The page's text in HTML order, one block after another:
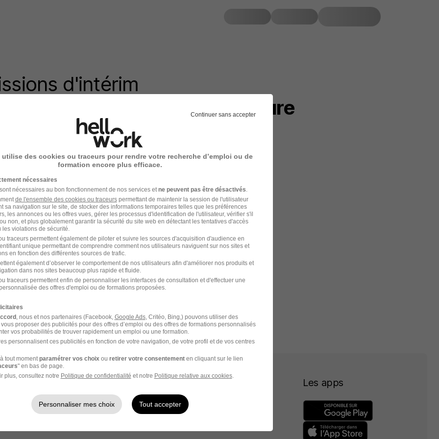
d'intérim
le métier Responsable peinture
Responsable peinture
Intérim Responsable peinture Lorient
Intérim BTP Index Intérim Responsable peinture
Offres d'intérim par métier
Offres d'intérim par ville
L'entreprise
Qui sommes-nous ?
On recrute
Les apps
Continuer sans accepter
utilise des cookies ou traceurs pour rendre votre recherche d’emploi ou de
formation encore plus efficace.
nécessaires
nécessaires au bon fonctionnement de nos services etne peuvent pas être désactivés.
de l'ensemble des cookies ou traceurspermettant de maintenir la session de l'utilisateur
sa navigation sur le site, de stocker des informations temporaires telles que les préférences
les annonces ou les offres vues, gérer les processus d'identification de l'utilisateur, vérifier s'il
non, et plus globalement garantir la sécurité du site web en détectant les tentatives d'accès
les violations de sécurité.
traceurs permettent également de piloter et suivre les sources d'acquisition d'audience en
unique permettant de comprendre comment nos utilisateurs naviguent sur nos sites et
en fonction des différentes sources de trafic.
également d’observer le comportement de nos utilisateurs afin d'améliorer nos produits et
dans nos sites beaucoup plus rapide et fluide.
traceurs permettent enfin de personnaliser les interfaces de consultation et d'effectuer une
des offres d'emploi ou de formations proposées.
, nous et nos partenaires (Facebook, Google Ads, Critéo, Bing,) pouvons utiliser des
proposer des publicités pour des offres d’emploi ou des offres de formations personnalisés
vos probabilités de trouver rapidement un emploi ou une formation.
personnalisent ces publicités en fonction de votre navigation, de votre profil et de vos centres
tout momentparamétrer vos choixou retirer votre consentementen cliquant sur le lien
" en bas de page.
plus, consultez notre Politique de confidentialité et notre Politique relative aux cookies.
Personnaliser mes choix Tout accepter